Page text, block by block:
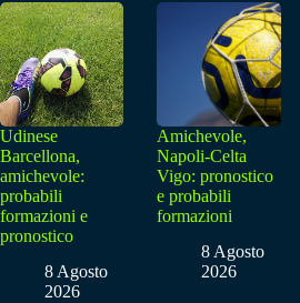
Udinese
Barcellona,
amichevole:
probabili
formazioni e
pronostico
8 Agosto
2026
Amichevole,
Napoli-Celta
Vigo: pronostico
e probabili
formazioni
8 Agosto
2026